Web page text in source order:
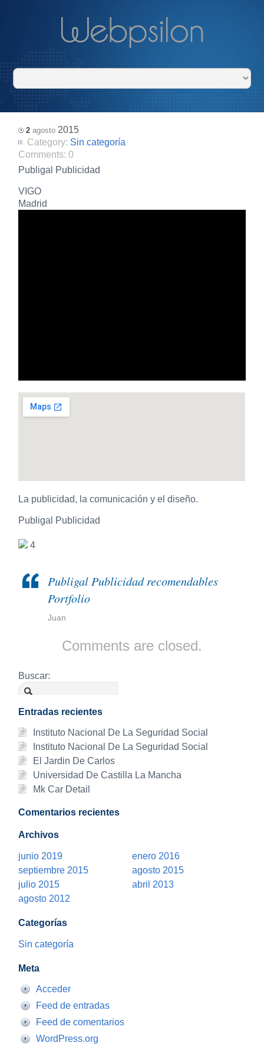
2 agosto 2015
Category: Sin categoría
Comments:0
Publigal Publicidad
VIGO
Madrid
La publicidad, la comunicación y el diseño.
Publigal Publicidad
4
Publigal Publicidad recomendables
Portfolio
Juan
Comments are closed.
Buscar:
Entradas recientes
Instituto Nacional De La Seguridad Social
Instituto Nacional De La Seguridad Social
El Jardin De Carlos
Universidad De Castilla La Mancha
Mk Car Detail
Comentarios recientes
Archivos
junio 2019
enero 2016
septiembre 2015
agosto 2015
julio 2015
abril 2013
agosto 2012
Categorías
Sin categoría
Meta
Acceder
Feed de entradas
Feed de comentarios
WordPress.org